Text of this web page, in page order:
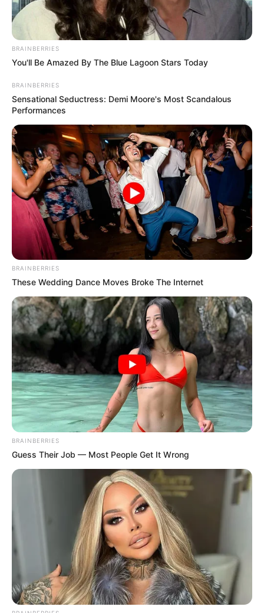
ΤΑΥΤΟΤΗΤΑ ΚΑΙ ΕΠΙΚΟΙΝΩΝΙΑ
© 2025 EVIANEWS του Γιώργου Κουτσελίνη
BRAINBERRIES
You'll Be Amazed By The Blue Lagoon Stars Today
BRAINBERRIES
Sensational Seductress: Demi Moore's Most Scandalous
Performances
BRAINBERRIES
These Wedding Dance Moves Broke The Internet
BRAINBERRIES
Guess Their Job — Most People Get It Wrong